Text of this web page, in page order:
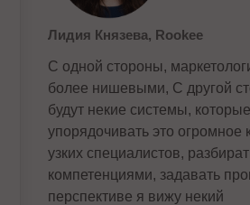
Лидия Князева, Rookee
С одной стороны,
более нишевыми, С другой
будут некие системы,
упорядочивать это огромное
узких специалистов,
компетенциями, задавать
перспективе я вижу некий